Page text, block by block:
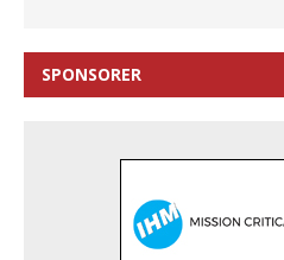
SPONSORER